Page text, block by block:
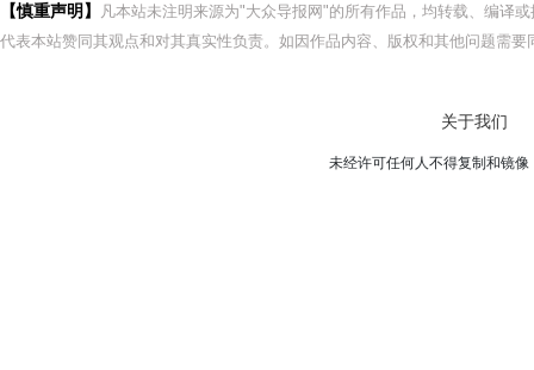
【慎重声明】
凡本站未注明来源为"大众导报网"的所有作品，均转载、编译
代表本站赞同其观点和对其真实性负责。如因作品内容、版权和其他问题需
关于我们
未经许可任何人不得复制和镜